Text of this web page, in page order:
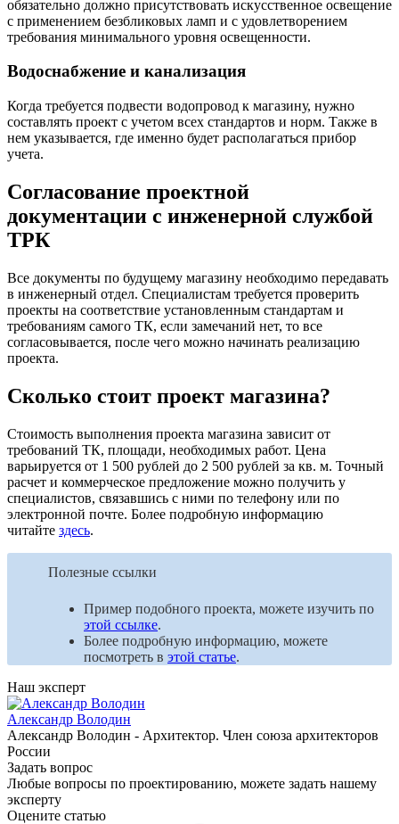
обязательно должно присутствовать искусственное освещение
с применением безбликовых ламп и с удовлетворением
требования минимального уровня освещенности.
Водоснабжение и канализация
Когда требуется подвести водопровод к магазину, нужно
составлять проект с учетом всех стандартов и норм. Также в
нем указывается, где именно будет располагаться прибор
учета.
Согласование проектной
документации с инженерной службой
ТРК
Все документы по будущему магазину необходимо передавать
в инженерный отдел. Специалистам требуется проверить
проекты на соответствие установленным стандартам и
требованиям самого ТК, если замечаний нет, то все
согласовывается, после чего можно начинать реализацию
проекта.
Сколько стоит проект магазина?
Стоимость выполнения проекта магазина зависит от
требований ТК, площади, необходимых работ. Цена
варьируется от 1 500 рублей до 2 500 рублей за кв. м. Точный
расчет и коммерческое предложение можно получить у
специалистов, связавшись с ними по телефону или по
электронной почте. Более подробную информацию
читайте здесь.
Полезные ссылки
Пример подобного проекта, можете изучить по
этой ссылке.
Более подробную информацию, можете
посмотреть в этой статье.
Наш эксперт
Александр Володин
Александр Володин - Архитектор. Член союза архитекторов
России
Задать вопрос
Любые вопросы по проектированию, можете задать нашему
эксперту
Оцените статью